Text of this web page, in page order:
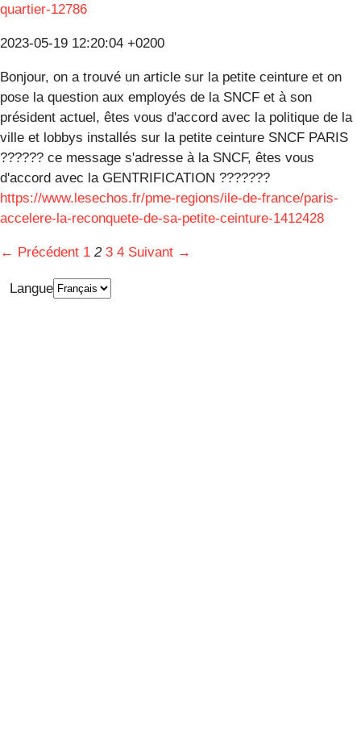
quartier-12786
2023-05-19 12:20:04 +0200
Bonjour, on a trouvé un article sur la petite ceinture et on
pose la question aux employés de la SNCF et à son
président actuel, êtes vous d'accord avec la politique de la
ville et lobbys installés sur la petite ceinture SNCF PARIS
?????? ce message s'adresse à la SNCF, êtes vous
d'accord avec la GENTRIFICATION ???????
https://www.lesechos.fr/pme-regions/ile-de-france/paris-
accelere-la-reconquete-de-sa-petite-ceinture-1412428
← Précédent 1 2 3 4 Suivant →
Langue